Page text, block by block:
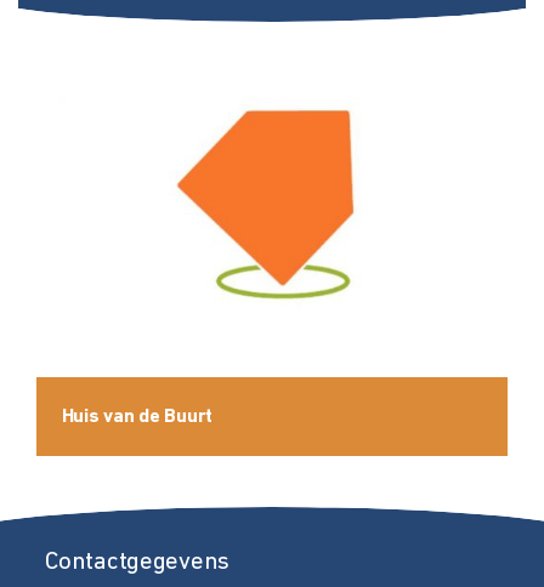
Huis van de Buurt
Contactgegevens